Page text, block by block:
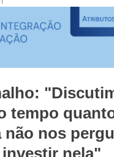
tempo
não nos
nela"